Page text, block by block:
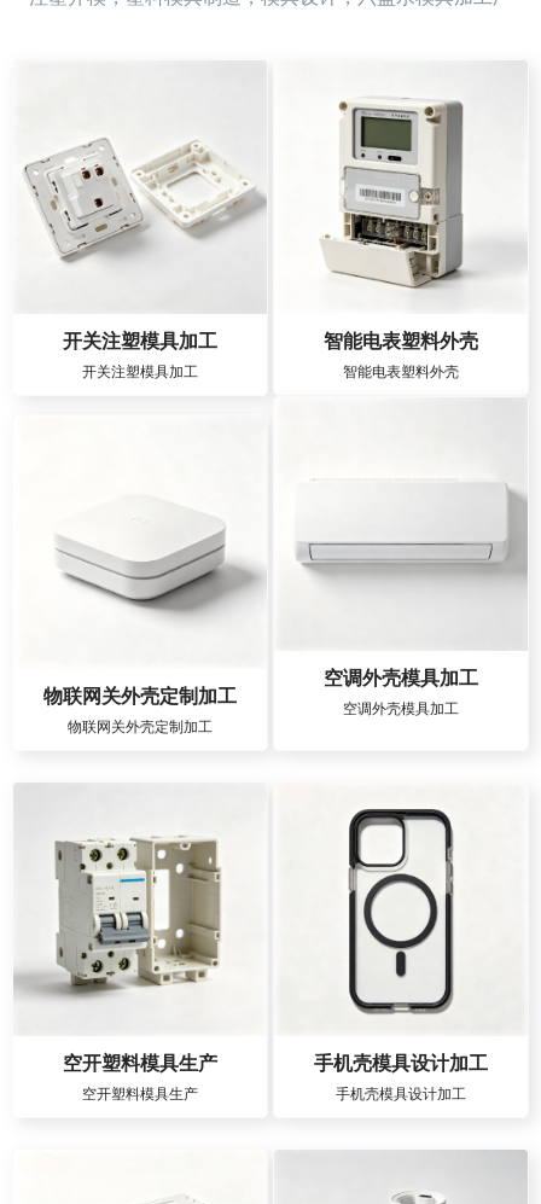
开关注塑模具加工
开关注塑模具加工
智能电表塑料外壳
智能电表塑料外壳
物联网关外壳定制加工
物联网关外壳定制加工
空调外壳模具加工
空调外壳模具加工
空开塑料模具生产
空开塑料模具生产
手机壳模具设计加工
手机壳模具设计加工